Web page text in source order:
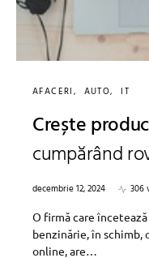
AFACERI AUTO IT
Crește
cumpărând
decembrie 12, 2024
306
O firmă care
benzinărie, în schimb,
online, are…